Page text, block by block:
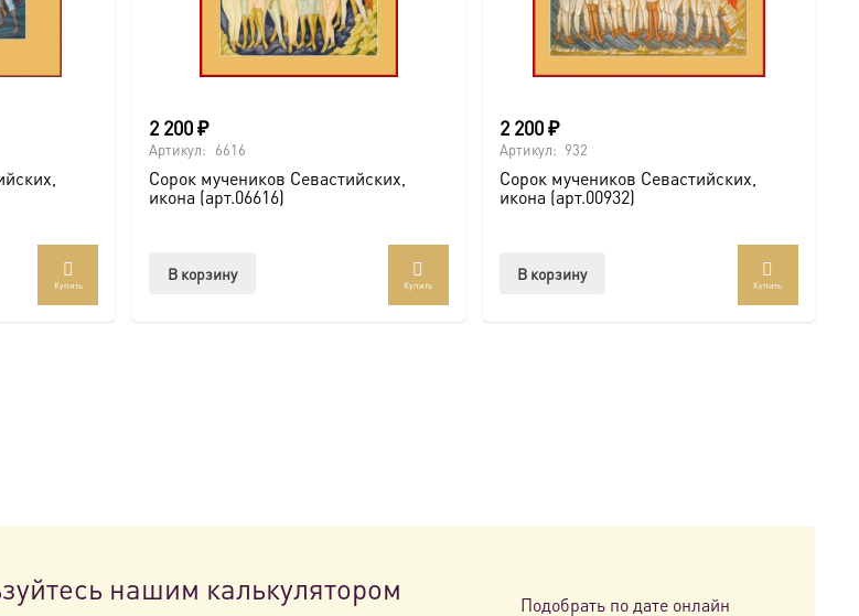
Купить
2 200₽
Артикул: 6616
Сорок мучеников Севастийских,
икона (арт.06616)
В корзину
Купить
2 200₽
Артикул: 932
Сорок мучеников Севастийских,
икона (арт.00932)
В корзину
Купить
нашим калькулятором
Подобрать по дате онлайн